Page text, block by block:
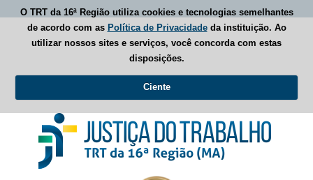
O TRT da 16ª Região utiliza cookies e tecnologias semelhantes
de acordo com as Política de Privacidadeda instituição. Ao
utilizar nossos sites e serviços, você concorda com estas
disposições.
Ciente